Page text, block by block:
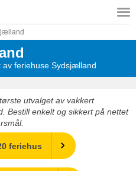
feriehuse Sydsjælland
utvalget av vakkert
Bestill enkelt og sikkert på nettet
feriehus